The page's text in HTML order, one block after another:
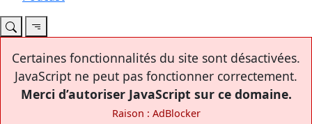
Certaines fonctionnalités du site sont désactivées.
JavaScript ne peut pas fonctionner correctement.
Merci d’autoriser JavaScript sur ce domaine.
Raison : AdBlocker